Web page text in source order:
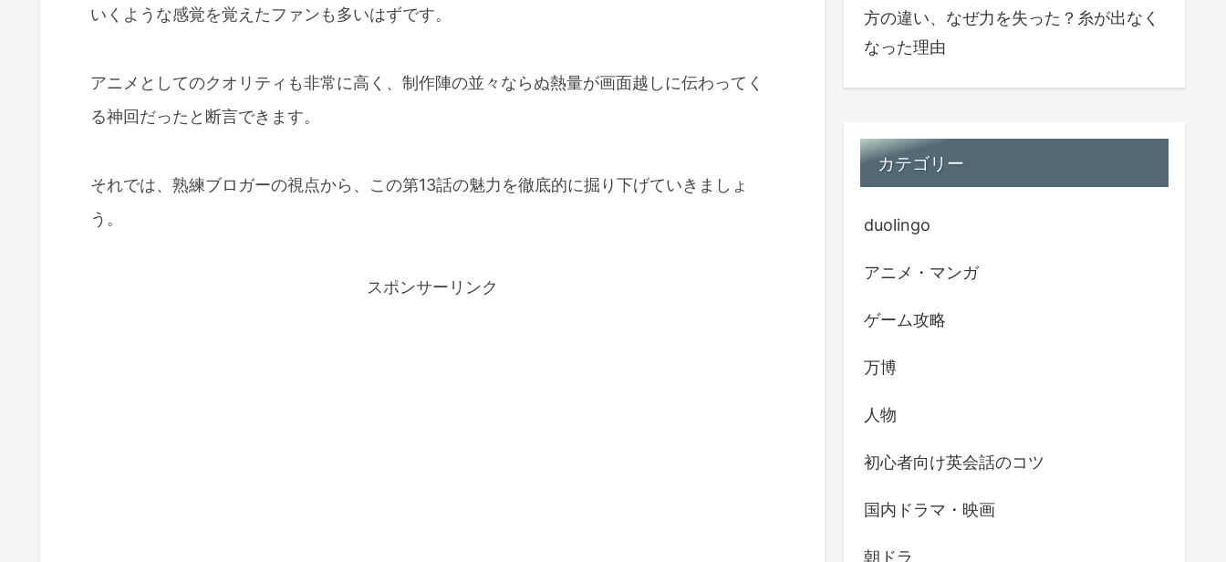
いくような感覚を覚えたファンも多いはずです。
アニメとしてのクオリティも非常に高く、制作陣の並々ならぬ熱量が画面越しに伝わってく
る神回だったと断言できます。
それでは、熟練ブロガーの視点から、この第13話の魅力を徹底的に掘り下げていきましょ
う。
スポンサーリンク
方の違い、なぜ力を失った？糸が出なく
なった理由
カテゴリー
duolingo
アニメ・マンガ
ゲーム攻略
万博
人物
初心者向け英会話のコツ
国内ドラマ・映画
朝ドラ